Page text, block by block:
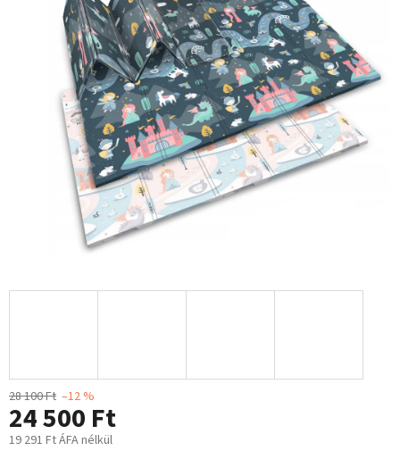
5-
ből
0,0
csillag.
28 100 Ft –12 %
24 500 Ft
19 291 Ft ÁFA nélkül